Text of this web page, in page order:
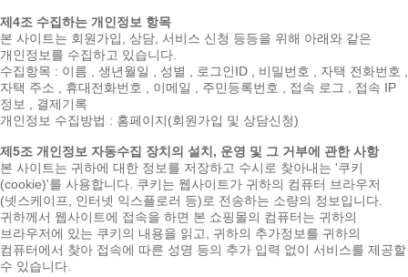
제4조 수집하는 개인정보 항목
본 사이트는 회원가입, 상담, 서비스 신청 등등을 위해 아래와 같은
개인정보를 수집하고 있습니다.
수집항목 : 이름 , 생년월일 , 성별 , 로그인ID , 비밀번호 , 자택 전화번호 ,
자택 주소 , 휴대전화번호 , 이메일 , 주민등록번호 , 접속 로그 , 접속 IP
정보 , 결제기록
개인정보 수집방법 : 홈페이지(회원가입 및 상담신청)
제5조 개인정보 자동수집 장치의 설치, 운영 및 그 거부에 관한 사항
본 사이트는 귀하에 대한 정보를 저장하고 수시로 찾아내는 '쿠키
(cookie)'를 사용합니다. 쿠키는 웹사이트가 귀하의 컴퓨터 브라우저
(넷스케이프, 인터넷 익스플로러 등)로 전송하는 소량의 정보입니다.
귀하께서 웹사이트에 접속을 하면 본 쇼핑몰의 컴퓨터는 귀하의
브라우저에 있는 쿠키의 내용을 읽고, 귀하의 추가정보를 귀하의
컴퓨터에서 찾아 접속에 따른 성명 등의 추가 입력 없이 서비스를 제공할
수 있습니다.